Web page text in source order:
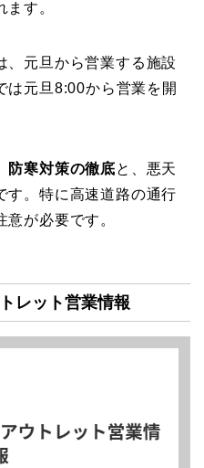
す。
、元旦から営業する施設
は元旦8:00から営業を開
防寒対策の徹底と、悪天
す。特に高速道路の通行
が必要です。
レット営業情報